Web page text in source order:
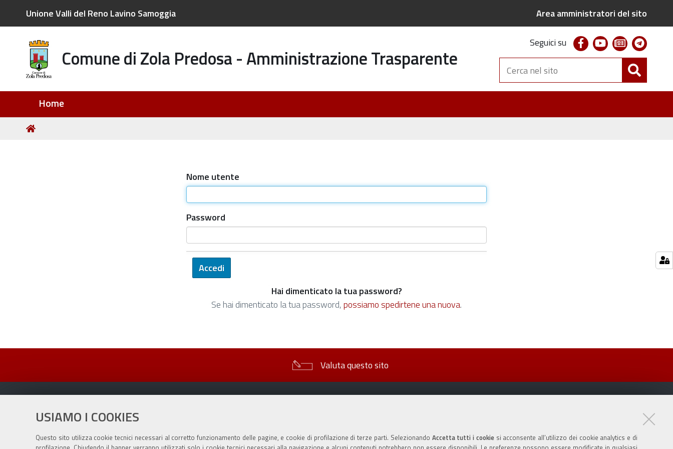
USIAMO I COOKIES
Questo sito utilizza cookie tecnici necessari al corretto funzionamento delle pagine, e cookie di profilazione di terze parti. Selezionando Accetta tutti i cookiesi acconsente all’utilizzo dei cookie analytics e di
Unione Valli del Reno Lavino Samoggia Area amministratori del sito
Comune di Zola Predosa - Amministrazione Trasparente
Seguici su facebookyoutubenewsletter
Cerca
nel
sito
Home
Tu
Nome utente
Password
Hai dimenticato la tua password?
Se hai dimenticato la tua password,possiamo spedirtene una nuova.
Valuta questo sito
Sito istituzionale Comune di Zola Predosa